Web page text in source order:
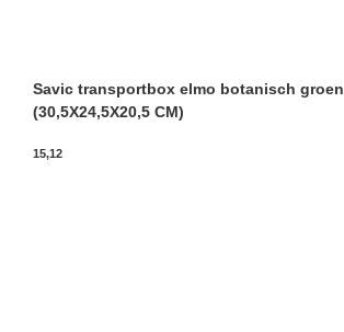
Savic transportbox elmo botanisch groen
(30,5X24,5X20,5 CM)
15,12